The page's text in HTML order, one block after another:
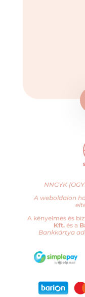
NNGYK
A weboldalon
A kényelmes és
Kft.és a
Bankkártya